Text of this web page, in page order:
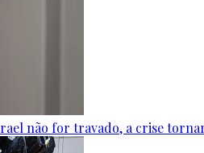
não for travado, a crise